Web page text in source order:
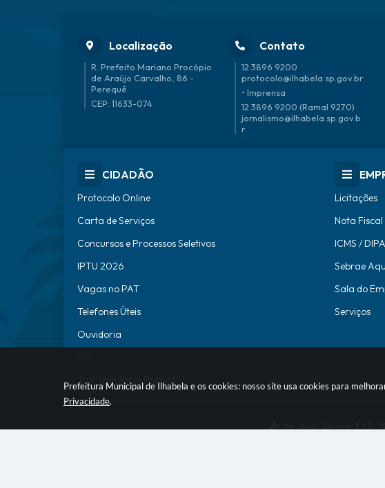
Prefeitura Municipal de Ilhabela e os cookies: nosso site usa cookies para
Privacidade.
Localização
R. Prefeito Mariano Procópio
de Araújo Carvalho, 86 -
Perequê
CEP: 11633-074
Contato
12 3896 9200
protocolo@ilhabela.sp.gov.br
• Imprensa
12 3896 9200 (Ramal 9270)
jornalismo@ilhabela.sp.gov.b
r
CIDADÃO
Protocolo Online
Carta de Serviços
Concursos e Processos Seletivos
IPTU 2026
Vagas no PAT
Telefones Úteis
Ouvidoria
Transparência Pública
Licitações
Nota
ICMS /
Sebrae
Sala do
Serviços